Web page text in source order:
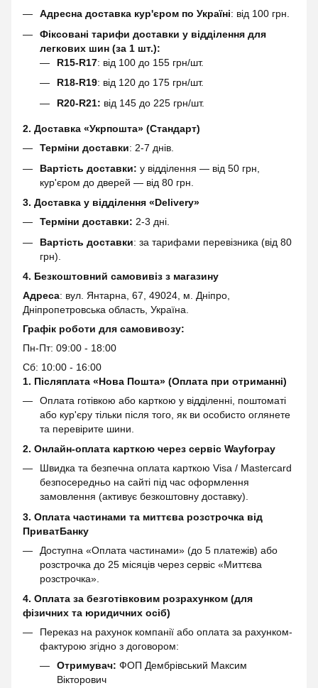
Адресна доставка кур'єром по Україні: від 100 грн.
Фіксовані тарифи доставки у відділення для
легкових шин (за 1 шт.):
R15-R17: від 100 до 155 грн/шт.
R18-R19: від 120 до 175 грн/шт.
R20-R21: від 145 до 225 грн/шт.
2. Доставка «Укрпошта» (Стандарт)
Терміни доставки: 2-7 днів.
Вартість доставки: у відділення — від 50 грн,
кур'єром до дверей — від 80 грн.
3. Доставка у відділення «Delivery»
Терміни доставки: 2-3 дні.
Вартість доставки: за тарифами перевізника (від 80
грн).
4. Безкоштовний самовивіз з магазину
Адреса: вул. Янтарна, 67, 49024, м. Дніпро,
Дніпропетровська область, Україна.
Графік роботи для самовивозу:
Пн-Пт: 09:00 - 18:00
Сб: 10:00 - 16:00
1. Післяплата «Нова Пошта» (Оплата при отриманні)
Оплата готівкою або карткою у відділенні, поштоматі
або кур'єру тільки після того, як ви особисто оглянете
та перевірите шини.
2. Онлайн-оплата карткою через сервіс Wayforpay
Швидка та безпечна оплата карткою Visa / Mastercard
безпосередньо на сайті під час оформлення
замовлення (активує безкоштовну доставку).
3. Оплата частинами та миттєва розстрочка від
ПриватБанку
Доступна «Оплата частинами» (до 5 платежів) або
розстрочка до 25 місяців через сервіс «Миттєва
розстрочка».
4. Оплата за безготівковим розрахунком (для
фізичних та юридичних осіб)
Переказ на рахунок компанії або оплата за рахунком-
фактурою згідно з договором:
Отримувач: ФОП Дембрівський Максим
Вікторович